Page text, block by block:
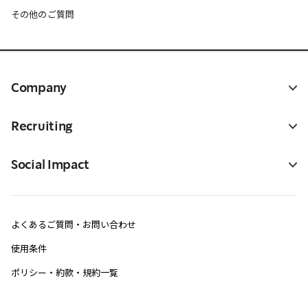
その他のご質問
Company
Recruiting
Social Impact
よくあるご質問・お問い合わせ
使用条件
ポリシー・約款・規約一覧